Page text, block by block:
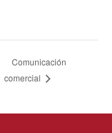
Comunicación
comercial